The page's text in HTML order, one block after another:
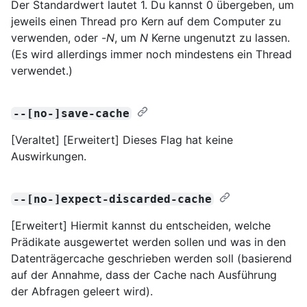
Der Standardwert lautet 1. Du kannst 0 übergeben, um
jeweils einen Thread pro Kern auf dem Computer zu
verwenden, oder -N, um N Kerne ungenutzt zu lassen.
(Es wird allerdings immer noch mindestens ein Thread
verwendet.)
--[no-]save-cache
[Veraltet] [Erweitert] Dieses Flag hat keine
Auswirkungen.
--[no-]expect-discarded-cache
[Erweitert] Hiermit kannst du entscheiden, welche
Prädikate ausgewertet werden sollen und was in den
Datenträgercache geschrieben werden soll (basierend
auf der Annahme, dass der Cache nach Ausführung
der Abfragen geleert wird).